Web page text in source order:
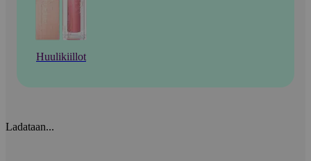
Huulikiillot
Ladataan...